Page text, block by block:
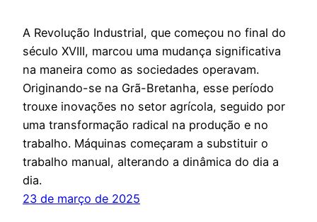
A Revolução Industrial, que começou no final do
século XVIII, marcou uma mudança significativa
na maneira como as sociedades operavam.
Originando-se na Grã-Bretanha, esse período
trouxe inovações no setor agrícola, seguido por
uma transformação radical na produção e no
trabalho. Máquinas começaram a substituir o
trabalho manual, alterando a dinâmica do dia a
dia.
23 de março de 2025